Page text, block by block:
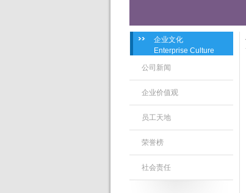
企业文化
Enterprise Culture
公司新闻
企业价值观
员工天地
荣誉榜
社会责任